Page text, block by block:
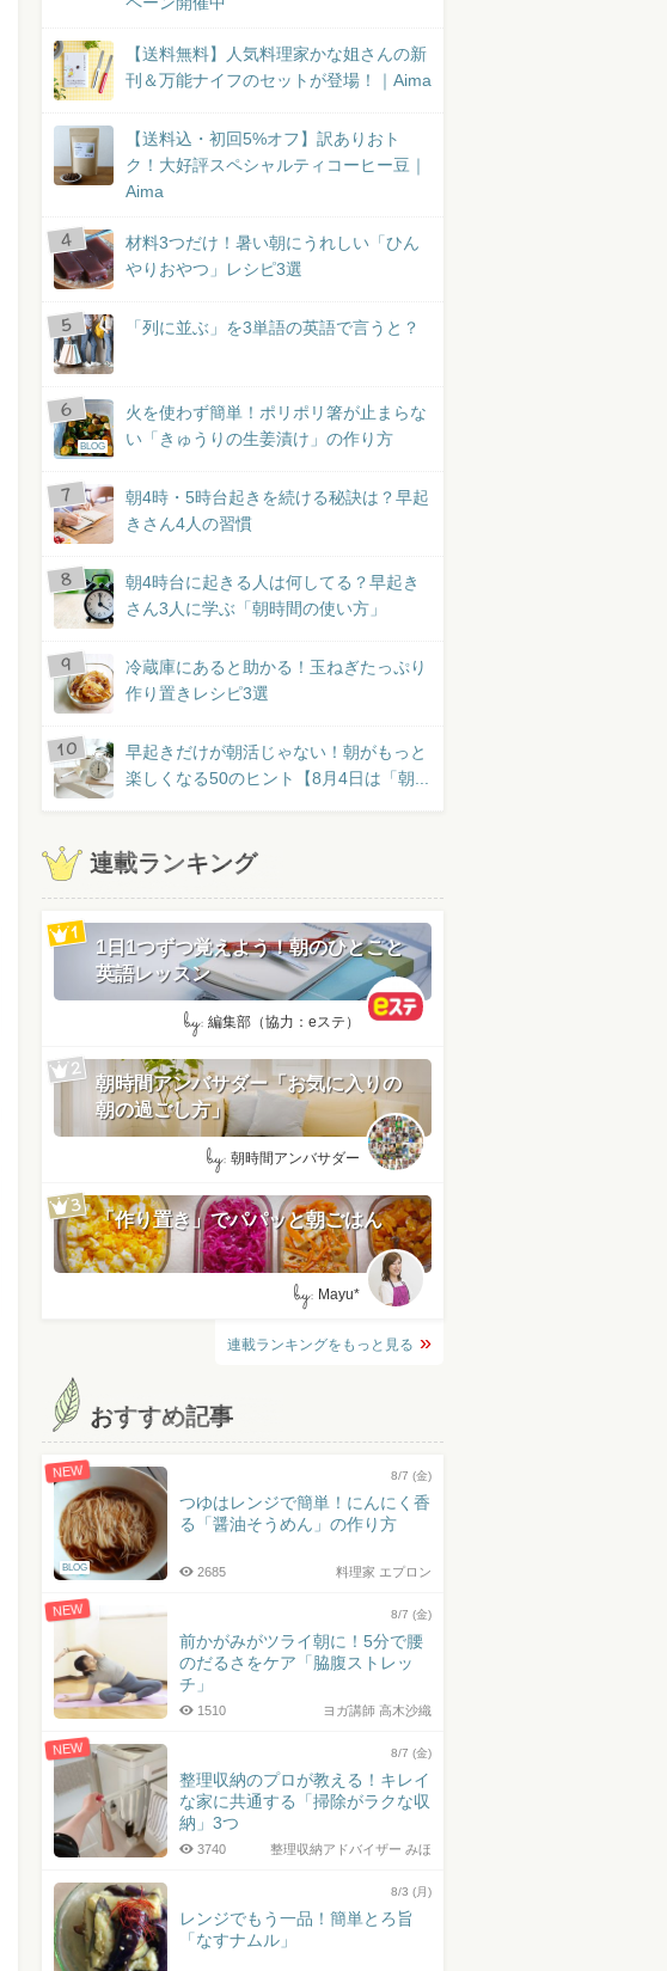
【送料無料】人気料理家かな姐さんの新
刊＆万能ナイフのセットが登場！｜Aima
【送料込・初回5%オフ】訳ありおト
ク！大好評スペシャルティコーヒー豆｜
Aima
材料3つだけ！暑い朝にうれしい「ひん
やりおやつ」レシピ3選
「列に並ぶ」を3単語の英語で言うと？
BLOG
火を使わず簡単！ポリポリ箸が止まらな
い「きゅうりの生姜漬け」の作り方
朝4時・5時台起きを続ける秘訣は？早起
きさん4人の習慣
朝4時台に起きる人は何してる？早起き
さん3人に学ぶ「朝時間の使い方」
冷蔵庫にあると助かる！玉ねぎたっぷり
作り置きレシピ3選
早起きだけが朝活じゃない！朝がもっと
楽しくなる50のヒント【8月4日は「朝...
連載ランキング
1日1つずつ覚えよう！朝のひとこと
英語レッスン
by: 編集部（協力：eステ）
朝時間アンバサダー「お気に入りの
朝の過ごし方」
by: 朝時間アンバサダー
「作り置き」でパパッと朝ごはん
by: Mayu*
連載ランキングをもっと見る
おすすめ記事
NEW
BLOG
8/7 (金)
つゆはレンジで簡単！にんにく香
る「醤油そうめん」の作り方
料理家 エプロン
2685
NEW 8/7 (金)
前かがみがツライ朝に！5分で腰
のだるさをケア「脇腹ストレッ
チ」
ヨガ講師 高木沙織
1510
NEW 8/7 (金)
整理収納のプロが教える！キレイ
な家に共通する「掃除がラクな収
納」3つ
整理収納アドバイザー みほ
3740
8/3 (月)
レンジでもう一品！簡単とろ旨
「なすナムル」